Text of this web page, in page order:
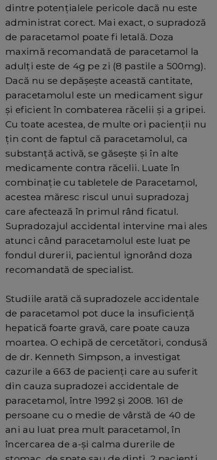
dintre potențialele pericole dacă nu este
administrat corect. Mai exact, o supradoză
de paracetamol poate fi letală. Doza
maximă recomandată de paracetamol la
adulți este de 4g pe zi (8 pastile a 500mg).
Dacă nu se depășește această cantitate,
paracetamolul este un medicament sigur
și eficient în combaterea răcelii și a gripei.
Cu toate acestea, de multe ori pacienții nu
țin cont de faptul că paracetamolul, ca
substanță activă, se găsește și în alte
medicamente contra răcelii. Luate în
combinație cu tabletele de Paracetamol,
acestea măresc riscul unui supradozaj
care afectează în primul rând ficatul.
Supradozajul accidental intervine mai ales
atunci când paracetamolul este luat pe
fondul durerii, pacientul ignorând doza
recomandată de specialist.
Studiile arată că supradozele accidentale
de paracetamol pot duce la insuficiență
hepatică foarte gravă, care poate cauza
moartea. O echipă de cercetători, condusă
de dr. Kenneth Simpson, a investigat
cazurile a 663 de pacienți care au suferit
din cauza supradozei accidentale de
paracetamol, între 1992 și 2008. 161 de
persoane cu o medie de vârstă de 40 de
ani au luat prea mult paracetamol, în
încercarea de a-și calma durerile de